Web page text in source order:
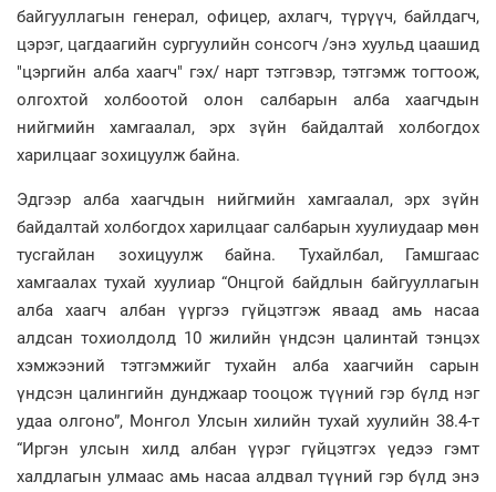
байгууллагын генерал, офицер, ахлагч, түрүүч, байлдагч,
цэрэг, цагдаагийн сургуулийн сонсогч /энэ хуульд цаашид
"цэргийн алба хаагч" гэх/ нарт тэтгэвэр, тэтгэмж тогтоож,
олгохтой холбоотой олон салбарын алба хаагчдын
нийгмийн хамгаалал, эрх зүйн байдалтай холбогдох
харилцааг зохицуулж байна.
Эдгээр алба хаагчдын нийгмийн хамгаалал, эрх зүйн
байдалтай холбогдох харилцааг салбарын хуулиудаар мөн
тусгайлан зохицуулж байна. Тухайлбал, Гамшгаас
хамгаалах тухай хуулиар “Онцгой байдлын байгууллагын
алба хаагч албан үүргээ гүйцэтгэж яваад амь насаа
алдсан тохиолдолд 10 жилийн үндсэн цалинтай тэнцэх
хэмжээний тэтгэмжийг тухайн алба хаагчийн сарын
үндсэн цалингийн дунджаар тооцож түүний гэр бүлд нэг
удаа олгоно”, Монгол Улсын хилийн тухай хуулийн 38.4-т
“Иргэн улсын хилд албан үүрэг гүйцэтгэх үедээ гэмт
халдлагын улмаас амь насаа алдвал түүний гэр бүлд энэ